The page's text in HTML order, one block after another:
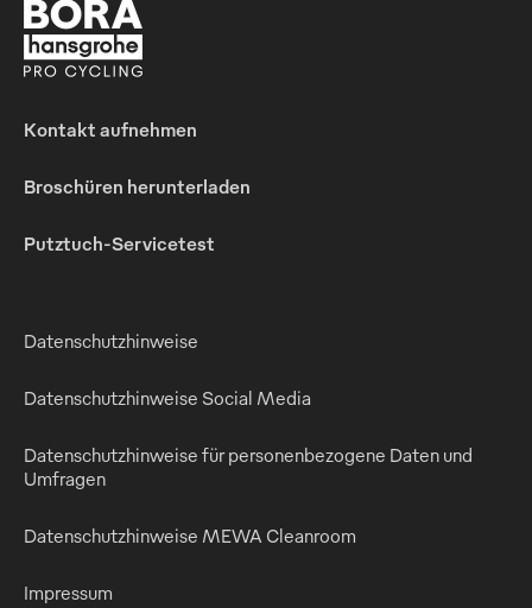
Kontakt aufnehmen
Broschüren herunterladen
Putztuch-Servicetest
Datenschutzhinweise
Datenschutzhinweise Social Media
Datenschutzhinweise für personenbezogene Daten und
Umfragen
Datenschutzhinweise MEWA Cleanroom
Impressum